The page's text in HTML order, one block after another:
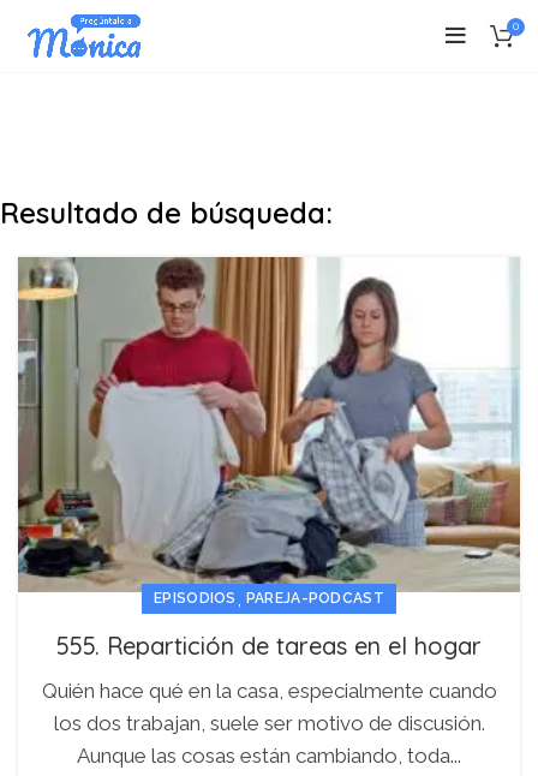
0
Resultado de búsqueda:
EPISODIOS , PAREJA-PODCAST
555. Repartición de tareas en el hogar
Quién hace qué en la casa, especialmente cuando
los dos trabajan, suele ser motivo de discusión.
Aunque las cosas están cambiando, toda...